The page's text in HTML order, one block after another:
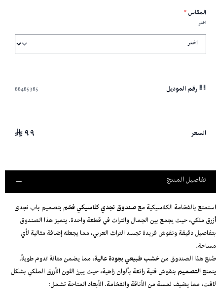
المقاس*
اختر
رقم الموديل 88485385
السعر ٩٩
تفاصيل المنتج
استمتع بالفخامة الكلاسيكية معصندوق نجدي كلاسيكي فخمبتصميم باب نجدي
أزرق ملكي، حيث يجمع بين الجمال والتراث في قطعة واحدة. يتميز هذا الصندوق
بتفاصيل دقيقة ونقوش فريدة تجسد التراث العربي، مما يجعله إضافة مثالية لأي
مساحة.
صُنع هذا الصندوق منخشب طبيعي بجودة عالية، مما يضمن متانة تدوم طويلاً.
يتمتعالتصميمبنقوش فنية رائعة بألوان زاهية، حيث يبرز اللون الأزرق الملكي بشكل
لافت، مما يضيف لمسة من الأناقة والفخامة. الأبعاد المتاحة تشمل: